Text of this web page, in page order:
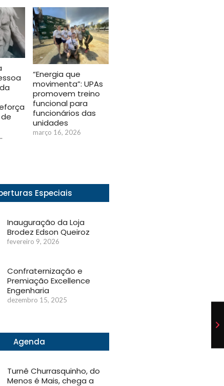
“Energia que
movimenta”: UPAs
promovem treino
funcional para
funcionários das
unidades
março 16, 2026
Especiais
Inauguração da Loja
Brodez Edson Queiroz
fevereiro 9, 2026
Confraternização e
Premiação Excellence
Engenharia
dezembro 15, 2025
Agenda
Turnê Churrasquinho, do
Menos é Mais, chega a